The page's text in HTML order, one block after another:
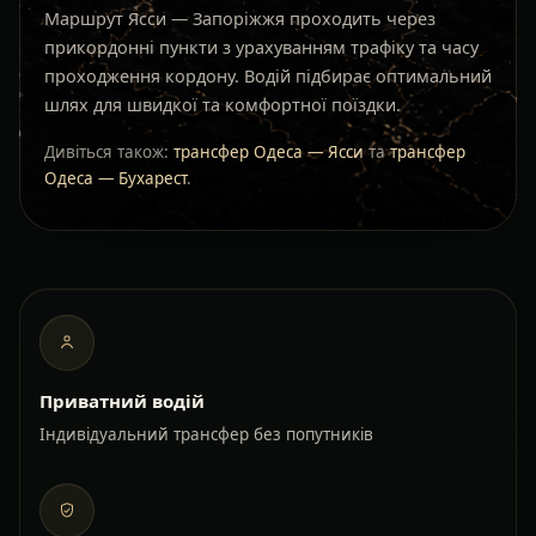
Маршрут Ясси — Запоріжжя проходить через
прикордонні пункти з урахуванням трафіку та часу
проходження кордону. Водій підбирає оптимальний
шлях для швидкої та комфортної поїздки.
Дивіться також: трансфер Одеса — Ясситатрансфер
Одеса — Бухарест.
Приватний водій
Індивідуальний трансфер без попутників